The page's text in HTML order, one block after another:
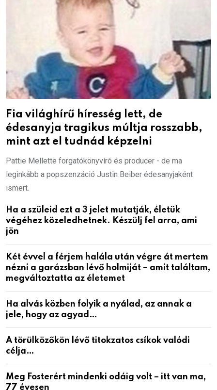
Fia világhírű híresség lett, de
édesanyja tragikus múltja rosszabb,
mint azt el tudnád képzelni
Pattie Mellette forgatókönyvíró és producer - de ma
leginkább a popszenzáció Justin Beiber édesanyjaként
ismert.
Ha a szüleid ezt a 3 jelet mutatják, életük
végéhez közeledhetnek. Készülj fel arra, ami
jön
Két évvel a férjem halála után végre át mertem
nézni a garázsban lévő holmiját – amit találtam,
megváltoztatta az életemet
Ha alvás közben folyik a nyálad, az annak a
jele, hogy az agyad…
A törülközőkön lévő titokzatos csíkok valódi
célja…
Meg Fosterért mindenki odáig volt – itt van ma,
77 évesen